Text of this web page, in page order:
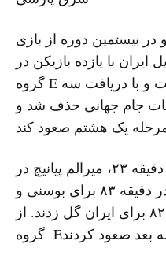
شب چهارم تیر ماه ۱۳۹۳ و در بیستمین دوره از بازی
با یازده بازیکن در
گروه E در مقابل بوسنی قرار گرفت و با دریافت سه
جام جهانی حذف شد و
در این بازی ادین ژکو در دقیقه ۲۳، میرالم پیانیچ در
دقیقه ۵۹ و آودیا وراسویچ در دقیقه ۸۳ برای بوسنی و
رضا قوچان ‌نژاد در دقیقه ۸۲ برای ایران گل زدند. از